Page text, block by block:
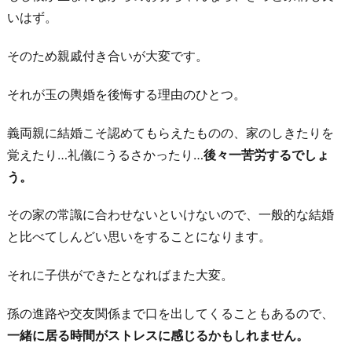
友
達
離
て
い
た
お
り
いはず。
そのため親戚付き合いが大変です。
それが玉の輿婚を後悔する理由のひとつ。
義両親に結婚こそ認めてもらえたものの、家のしきたりを
覚えたり…礼儀にうるさかったり…後々一苦労するでしょ
う。
その家の常識に合わせないといけないので、一般的な結婚
と比べてしんどい思いをすることになります。
それに子供ができたとなればまた大変。
孫の進路や交友関係まで口を出してくることもあるので、
一緒に居る時間がストレスに感じるかもしれません。